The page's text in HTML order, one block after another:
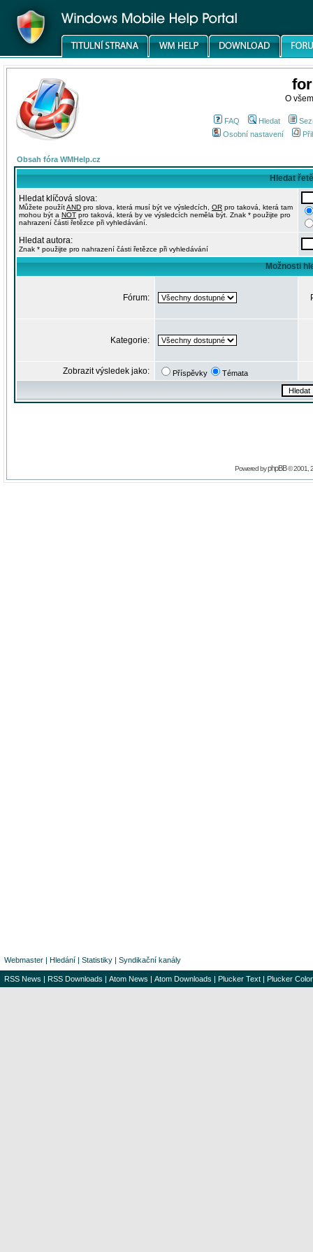
O
FAQ Hledat
Osobní nastavení
Obsah fóra WMHelp.cz
Hledat
Hledat klíčová slova:
Můžete použítAND pro slova, která musí být ve výsledcích, OR pro taková, která tam
mohou být a NOT pro taková, která by ve výsledcích neměla být. Znak * použijte pro
nahrazení části řetězce při vyhledávání.
Hledat autora:
Znak * použijte pro nahrazení části řetězce při vyhledávání
Možnosti
Fórum:
Kategorie:
Zobrazit výsledek jako: Příspěvky Témata
Powered byphpBB© 2001,
Webmaster | Hledání | Statistiky | Syndikační kanály
RSS News | RSS Downloads | Atom News | Atom Downloads | Plucker Text | Plucker Color